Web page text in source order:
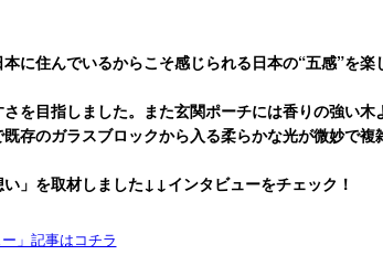
に住んでいるからこそ感じられる日本の“五感”を
を目指しました。また玄関ポーチには香りの強い
存のガラスブロックから入る柔らかな光が微妙で複
」を取材しました↓↓インタビューをチェック！
」記事はコチラ